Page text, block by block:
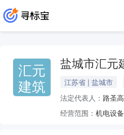
汇元
建筑
盐城市汇元
江苏省 | 盐城市
法定代表人： 路圣高
经营范围：